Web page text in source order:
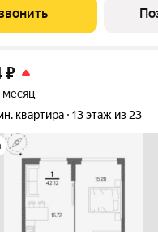
это проект класса Бизнес,
к городу и
₽
месяц
квартира 13 этаж из 23